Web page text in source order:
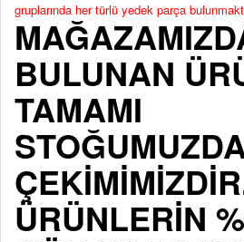
gruplarında her türlü yedek parça
BULUNAN
TAMAMI
ÜRÜNLERİN